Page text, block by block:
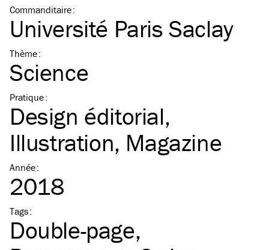
Commanditaire:
Université Paris Saclay
Thème:
Science
Pratique:
Design éditorial
Illustration Magazine
Année:
2018
Tags:
Double-page